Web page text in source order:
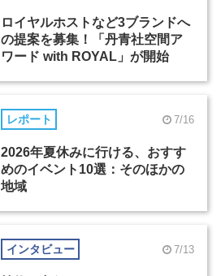
ロイヤルホストなど3ブランドへ
の提案を募集！「丹青社空間ア
ワード with ROYAL」が開始
レポート 7/16
2026年夏休みに行ける、おすす
めのイベント10選：そのほかの
地域
インタビュー 7/13